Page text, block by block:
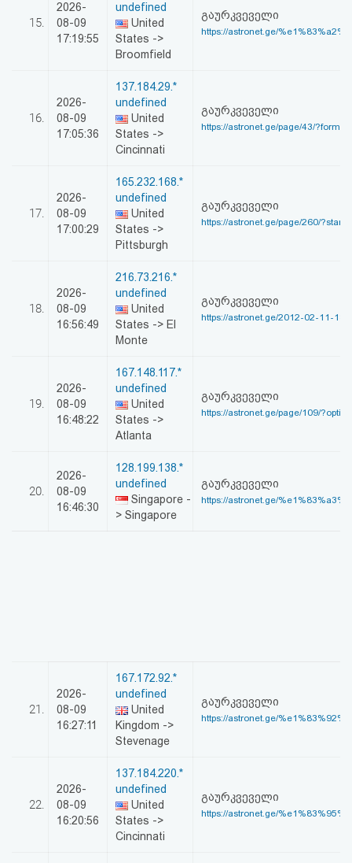
15.
2026-
08-09
17:19:55
undefined
United
States ->
Broomfield
გაურკვეველი
https://astronet.ge/
16.
2026-
08-09
17:05:36
137.184.29.*
undefined
United
States ->
Cincinnati
გაურკვეველი
https://astronet.ge/page/43/
17.
2026-
08-09
17:00:29
165.232.168.*
undefined
United
States ->
Pittsburgh
გაურკვეველი
https://astronet.ge/page/260/
18.
2026-
08-09
16:56:49
216.73.216.*
undefined
United
States -> El
Monte
გაურკვეველი
https://astronet.ge/2012-02-11-18-
19.
2026-
08-09
16:48:22
167.148.117.*
undefined
United
States ->
Atlanta
გაურკვეველი
https://astronet.ge/page/109/
20.
2026-
08-09
16:46:30
128.199.138.*
undefined
Singapore -
> Singapore
გაურკვეველი
https://astronet.ge/
21.
2026-
08-09
16:27:11
167.172.92.*
undefined
United
Kingdom ->
Stevenage
გაურკვეველი
https://astronet.ge/
22.
2026-
08-09
16:20:56
137.184.220.*
undefined
United
States ->
Cincinnati
გაურკვეველი
https://astronet.ge/